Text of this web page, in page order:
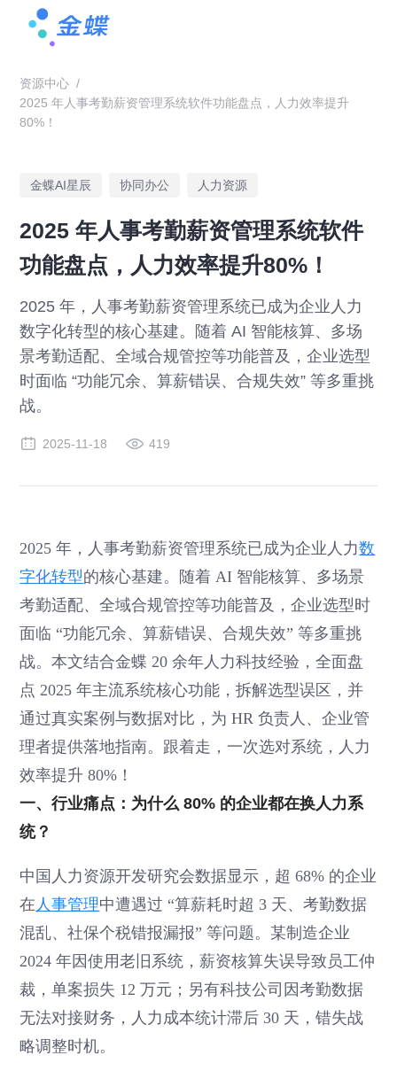
资源中心 /
2025 年人事考勤薪资管理系统软件功能盘点，人力效率提升
80%！
金蝶AI星辰 协同办公 人力资源
2025 年人事考勤薪资管理系统软件
功能盘点，人力效率提升80%！
2025 年，人事考勤薪资管理系统已成为企业人力
数字化转型的核心基建。随着 AI 智能核算、多场
景考勤适配、全域合规管控等功能普及，企业选型
时面临 “功能冗余、算薪错误、合规失效” 等多重挑
战。
2025-11-18 419
2025 年，人事考勤薪资管理系统已成为企业人力数
字化转型的核心基建。随着 AI 智能核算、多场景
考勤适配、全域合规管控等功能普及，企业选型时
面临 “功能冗余、算薪错误、合规失效” 等多重挑
战。本文结合金蝶 20 余年人力科技经验，全面盘
点 2025 年主流系统核心功能，拆解选型误区，并
通过真实案例与数据对比，为 HR 负责人、企业管
理者提供落地指南。跟着走，一次选对系统，人力
效率提升 80%！
一、行业痛点：为什么 80% 的企业都在换人力系
统？
中国人力资源开发研究会数据显示，超 68% 的企业
在 人事管理中遭遇过 “算薪耗时超 3 天、考勤数据
混乱、社保个税错报漏报” 等问题。某制造企业
2024 年因使用老旧系统，薪资核算失误导致员工仲
裁，单案损失 12 万元；另有科技公司因考勤数据
无法对接财务，人力成本统计滞后 30 天，错失战
略调整时机。